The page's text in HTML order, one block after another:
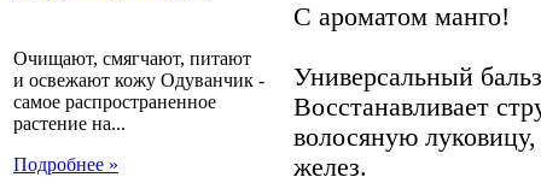
Очищают, смягчают, питают
и освежают кожу Одуванчик -
самое распространенное
растение на...
Подробнее »
С ароматом манго!
Универсальный
Восстанавливает
волосяную
желез.